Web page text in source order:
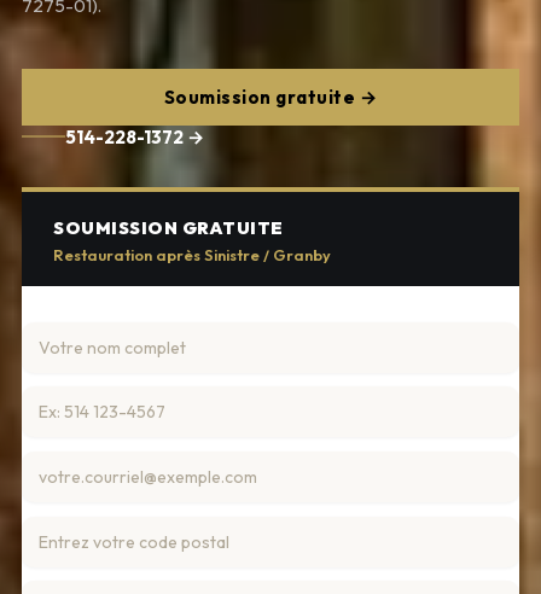
7275-01).
Soumission gratuite →
514-228-1372 →
SOUMISSION GRATUITE
Restauration après Sinistre / Granby